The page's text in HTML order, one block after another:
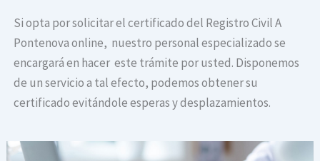
Si opta por solicitar el certificado del Registro Civil A
Pontenova online, nuestro personal especializado se
encargará en hacer este trámite por usted. Disponemos
de un servicio a tal efecto, podemos obtener su
certificado evitándole esperas y desplazamientos.